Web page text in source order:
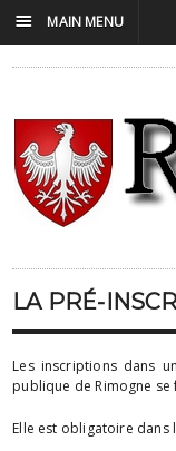
LA PRÉ-
Les inscriptions dans
publique de Rimogne
Elle est obligatoire dans
☰ MAIN MENU